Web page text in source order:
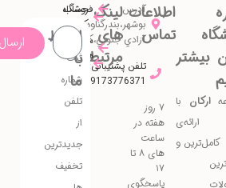
بیشتر
ارکان با
ارائه‌ی
و
اطلاعات
تماس
آدرس:
بوشهر،بندرگناوه،بندرريگ،خیابان
آزادي جنوبي،كوچه اركيده
تلفن پشتیبانی:
09173776371
۷ روز
هفته در
ساعت
های ۸ تا
۱۷
پاسخگوی
لینک
های
مرتبط
فروشگاه
سفارش
ها
حساب
کاربری
علاقه
مندی
ارتباط
با
ما
با
ثبت
شماره
تلفن
از
جدیدترین
تخفیف